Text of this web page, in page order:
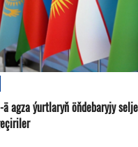
ä agza ýurtlaryň öňdebaryjy